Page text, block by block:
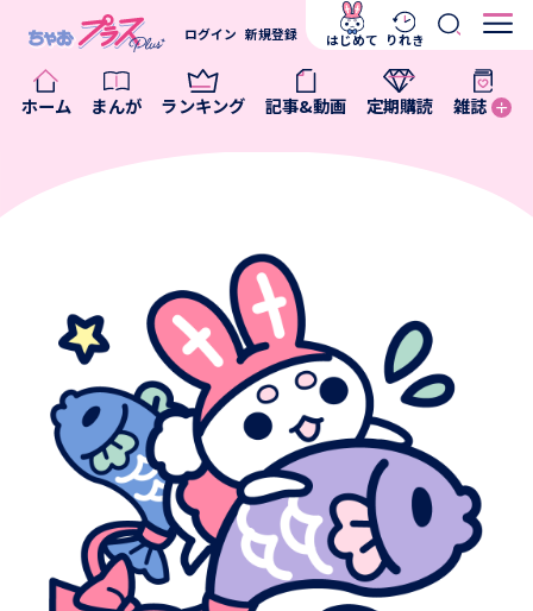
ホーム まんが ランキング 記事&動画 定期購読 雑誌
ログイン 新規登録 はじめて りれき